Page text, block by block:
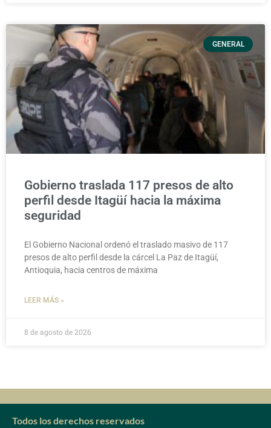
GENERAL
Gobierno traslada 117 presos de alto
perfil desde Itagüí hacia la máxima
seguridad
El Gobierno Nacional ordenó el traslado masivo de 117
presos de alto perfil desde la cárcel La Paz de Itagüí,
Antioquia, hacia centros de máxima
LEER MÁS »
8 de agosto de 2026
Todos los derechos reservados